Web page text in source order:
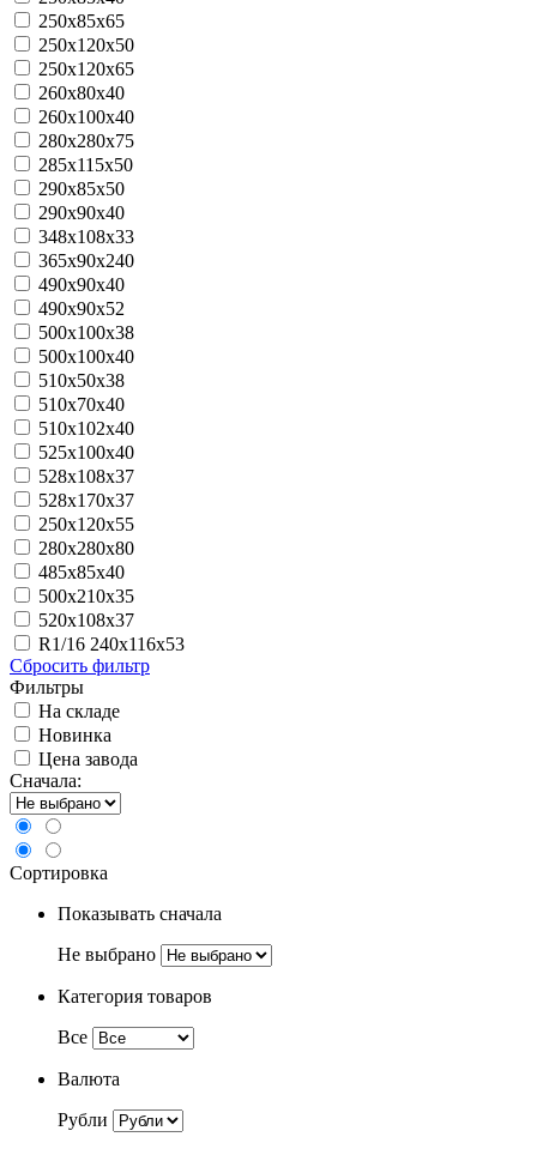
250x85x65
250x120x50
250x120x65
260х80х40
260х100х40
280х280х75
285х115х50
290x85x50
290x90x40
348x108x33
365х90х240
490х90х40
490х90х52
500x100x38
500x100x40
510х50х38
510х70х40
510x102x40
525х100х40
528x108x37
528x170x37
250x120x55
280х280х80
485х85х40
500х210х35
520х108х37
R1/16 240x116x53
Сбросить фильтр
Фильтры
На складе
Новинка
Цена завода
Сначала:
Сортировка
Показывать сначала
Не выбрано
Категория товаров
Все
Валюта
Рубли